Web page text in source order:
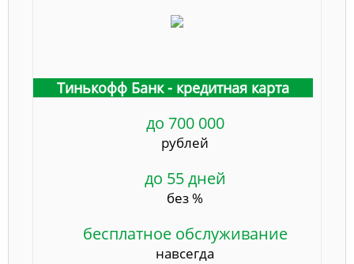
Тинькофф Банк - кредитная карта
до 700 000
рублей
до 55 дней
без %
бесплатное обслуживание
навсегда